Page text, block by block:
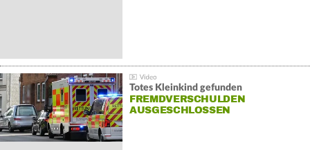
Totes Kleinkind gefunden
FREMDVERSCHULDEN
AUSGESCHLOSSEN